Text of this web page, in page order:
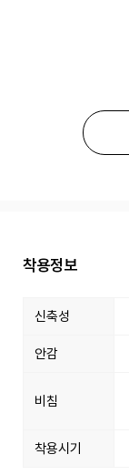
착용정보
신축성
안감
비침
착용시기